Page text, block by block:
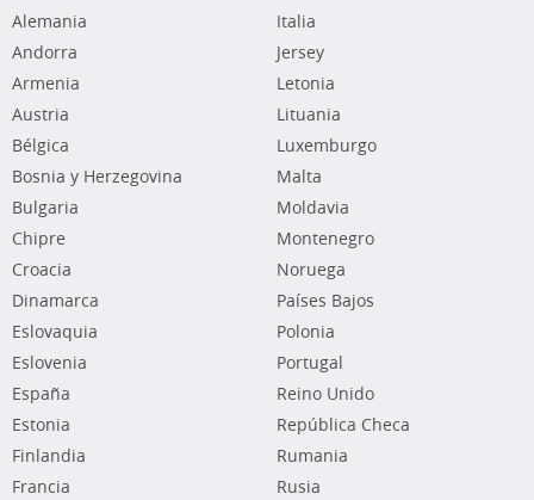
Alemania
Andorra
Armenia
Austria
Bélgica
Bosnia y Herzegovina
Bulgaria
Chipre
Croacia
Dinamarca
Eslovaquia
Eslovenia
España
Estonia
Finlandia
Francia
Italia
Jersey
Letonia
Lituania
Luxemburgo
Malta
Moldavia
Montenegro
Noruega
Países Bajos
Polonia
Portugal
Reino Unido
República Checa
Rumania
Rusia